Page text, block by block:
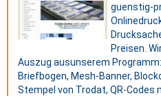
guenstig-
Preisen.
Auszug ausunserem
Briefbogen, Mesh-Banner,
Stempel von Trodat, QR-Codes